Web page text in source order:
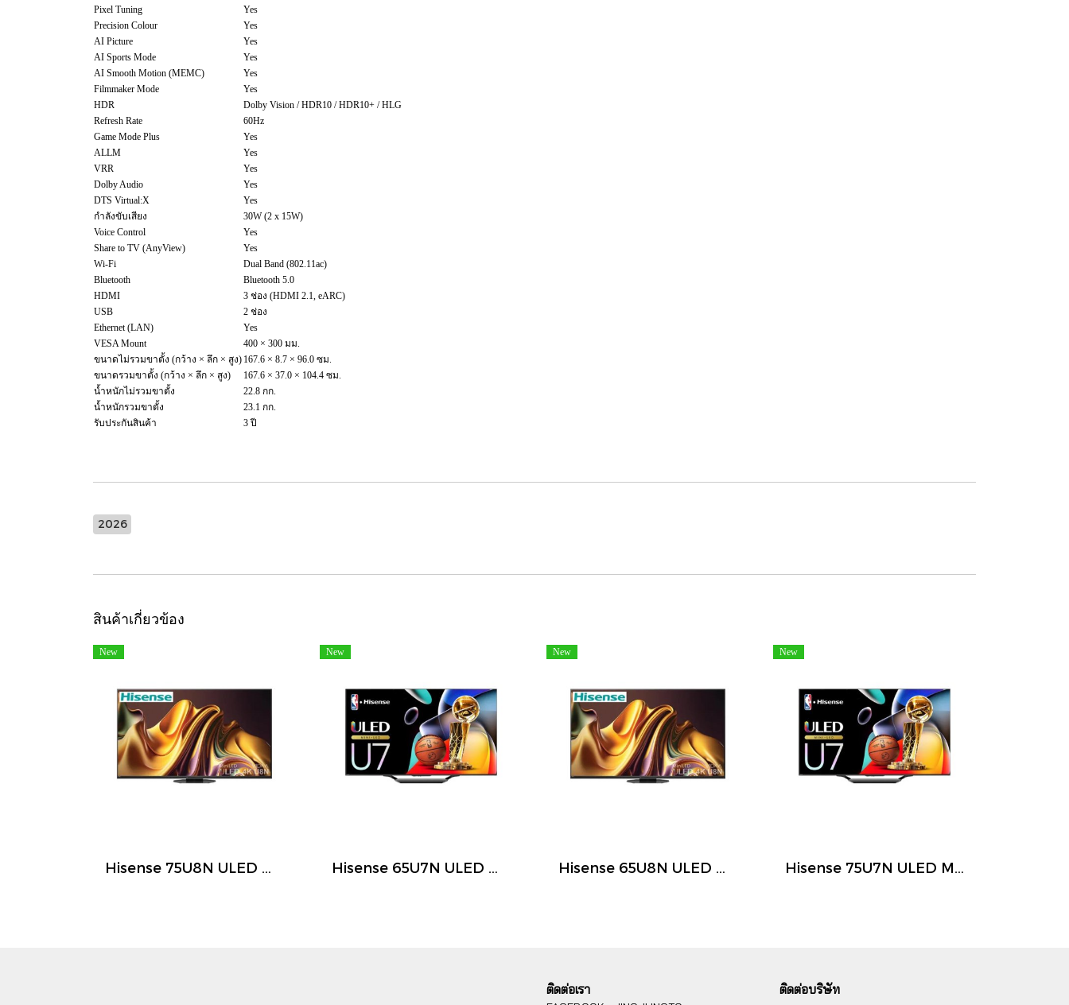
Pixel Tuning
Yes
Precision Colour
Yes
AI Picture
Yes
AI Sports Mode
Yes
AI Smooth Motion (MEMC)
Yes
Filmmaker Mode
Yes
HDR
Dolby Vision / HDR10 / HDR10+ / HLG
Refresh Rate
60Hz
Game Mode Plus
Yes
ALLM
Yes
VRR
Yes
Dolby Audio
Yes
DTS Virtual:X
Yes
กำลังขับเสียง
30W (2 x 15W)
Voice Control
Yes
Share to TV (AnyView)
Yes
Wi-Fi
Dual Band (802.11ac)
Bluetooth
Bluetooth 5.0
HDMI
3 ช่อง (HDMI 2.1, eARC)
USB
2 ช่อง
Ethernet (LAN)
Yes
VESA Mount
400 × 300 มม.
ขนาดไม่รวมขาตั้ง (กว้าง × ลึก × สูง) 167.6 × 8.7 × 96.0 ซม.
ขนาดรวมขาตั้ง (กว้าง × ลึก × สูง)
167.6 × 37.0 × 104.4 ซม.
น้ำหนักไม่รวมขาตั้ง
22.8 กก.
น้ำหนักรวมขาตั้ง
23.1 กก.
รับประกันสินค้า
3 ปี
2026
สินค้าเกี่ยวข้อง
New New New New
ติดต่อเรา ติดต่อบริษัท